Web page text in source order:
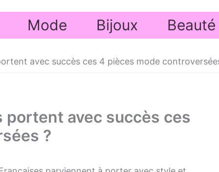
Mode Bijoux Beauté
avec succès ces 4 pièces mode
portent avec succès ces
?